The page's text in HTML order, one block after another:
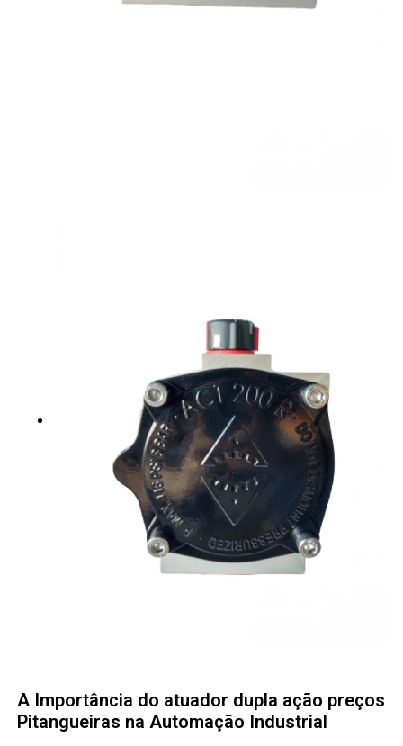
A Importância do atuador dupla ação preços
Pitangueiras na Automação Industrial